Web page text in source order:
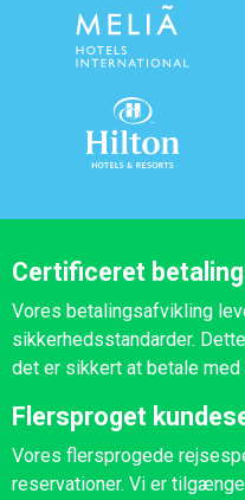
Certificeret
Vores betalingsafvikling
sikkerhedsstandarder.
det er sikkert at betale med
Flersproget
Vores flersprogede
reservationer. Vi er